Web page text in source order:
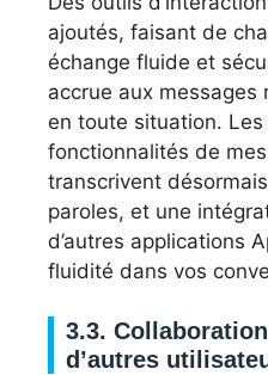
ajoutés, faisant de
échange fluide et
accrue aux messages
en toute situation. Les
fonctionnalités de
transcrivent
paroles, et une
d’autres applications
fluidité dans vos
3.3.
d’autres